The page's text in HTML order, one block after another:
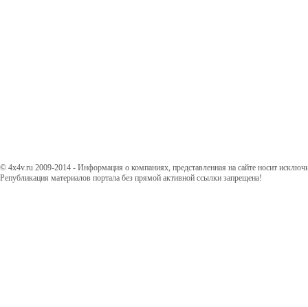
© 4x4v.ru 2009-2014 - Информация о компаниях, представленная на сайте носит
Републикация материалов портала без прямой активной ссылки запрещена!